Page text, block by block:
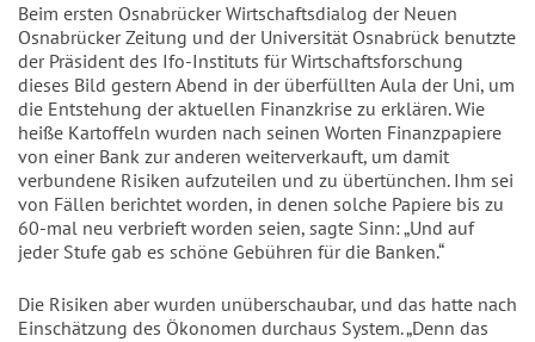
Beim ersten Osnabrücker Wirtschaftsdialog der Neuen
Osnabrücker Zeitung und der Universität Osnabrück benutzte
der Präsident des Ifo-Instituts für Wirtschaftsforschung
dieses Bild gestern Abend in der überfüllten Aula der Uni, um
die Entstehung der aktuellen Finanzkrise zu erklären. Wie
heiße Kartoffeln wurden nach seinen Worten Finanzpapiere
von einer Bank zur anderen weiterverkauft, um damit
verbundene Risiken aufzuteilen und zu übertünchen. Ihm sei
von Fällen berichtet worden, in denen solche Papiere bis zu
60-mal neu verbrieft worden seien, sagte Sinn: „Und auf
jeder Stufe gab es schöne Gebühren für die Banken.“
Die Risiken aber wurden unüberschaubar, und das hatte nach
Einschätzung des Ökonomen durchaus System. „Denn das